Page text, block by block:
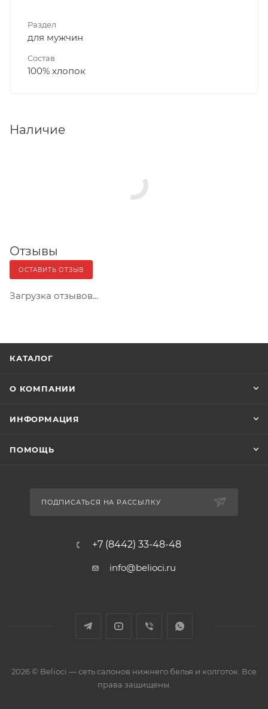
Раздел
для мужчин
Состав
100% хлопок
Наличие
Отзывы
ОСТАВИТЬ ОТЗЫВ
Загрузка отзывов...
КАТАЛОГ
О КОМПАНИИ
ИНФОРМАЦИЯ
ПОМОЩЬ
ПОДПИСАТЬСЯ НА РАССЫЛКУ
+7 (8442) 33-48-48
info@belioci.ru
2026 © Belioci — сеть салонов нижнего белья и колготок. Все
права защищены.